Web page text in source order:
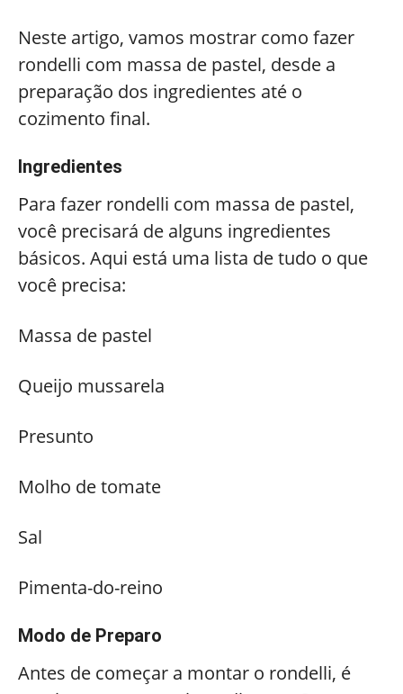
Neste artigo, vamos mostrar como fazer
rondelli com massa de pastel, desde a
preparação dos ingredientes até o
cozimento final.
Ingredientes
Para fazer rondelli com massa de pastel,
você precisará de alguns ingredientes
básicos. Aqui está uma lista de tudo o que
você precisa:
Massa de pastel
Queijo mussarela
Presunto
Molho de tomate
Sal
Pimenta-do-reino
Modo de Preparo
Antes de começar a montar o rondelli, é